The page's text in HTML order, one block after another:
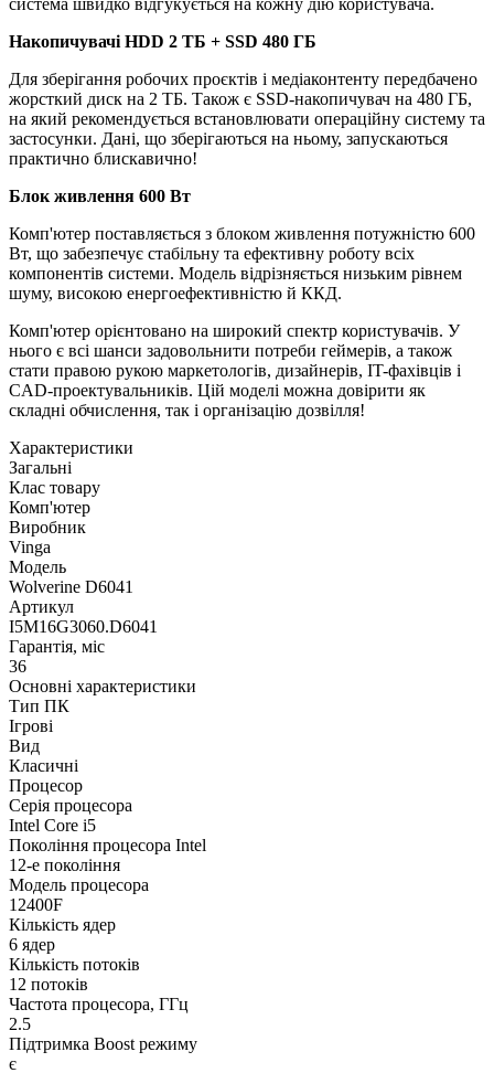
Накопичувачі HDD 2 TБ + SSD 480 ГБ
Для зберігання робочих проєктів і медіаконтенту передбачено
жорсткий диск на 2 ТБ. Також є SSD-накопичувач на 480 ГБ,
на який рекомендується встановлювати операційну систему та
застосунки. Дані, що зберігаються на ньому, запускаються
практично блискавично!
Блок живлення 600 Вт
Комп'ютер поставляється з блоком живлення потужністю 600
Вт, що забезпечує стабільну та ефективну роботу всіх
компонентів системи. Модель відрізняється низьким рівнем
шуму, високою енергоефективністю й ККД.
Комп'ютер орієнтовано на широкий спектр користувачів. У
нього є всі шанси задовольнити потреби геймерів, а також
стати правою рукою маркетологів, дизайнерів, IT-фахівців і
CAD-проектувальників. Цій моделі можна довірити як
складні обчислення, так і організацію дозвілля!
Характеристики
Загальні
Клас товару
Комп'ютер
Виробник
Vinga
Модель
Wolverine D6041
Артикул
I5M16G3060.D6041
Гарантія, міс
36
Основні характеристики
Тип ПК
Ігрові
Вид
Класичні
Процесор
Серія процесора
Intel Core i5
Покоління процесора Intel
12-е покоління
Модель процесора
12400F
Кількість ядер
6 ядер
Кількість потоків
12 потоків
Частота процесора, ГГц
2.5
Підтримка Boost режиму
є